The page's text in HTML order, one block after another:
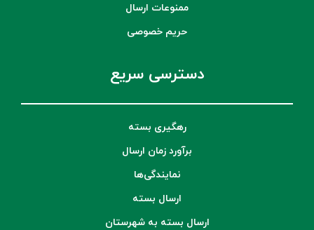
ممنوعات ارسال
حریم خصوصی
دسترسی سریع
رهگیری بسته
برآورد زمان ارسال
نمایندگی‌ها
ارسال بسته
ارسال بسته به شهرستان